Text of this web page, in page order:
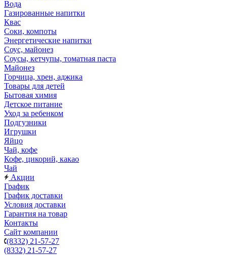
Вода
Газированные напитки
Квас
Соки, компоты
Энергетические напитки
Соус, майонез
Соусы, кетчупы, томатная паста
Майонез
Горчица, хрен, аджика
Товары для детей
Бытовая химия
Детское питание
Уход за ребенком
Подгузники
Игрушки
Яйцо
Чай, кофе
Кофе, цикорий, какао
Чай
Акции
График
График доставки
Условия доставки
Гарантия на товар
Контакты
Сайт компании
(8332) 21-57-27
(8332) 21-57-27